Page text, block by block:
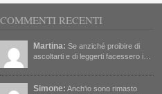
COMMENTI RECENTI
Martina: Se anziché proibire di
ascoltarti e di leggerti facessero i…
Simone: Anch'io sono rimasto